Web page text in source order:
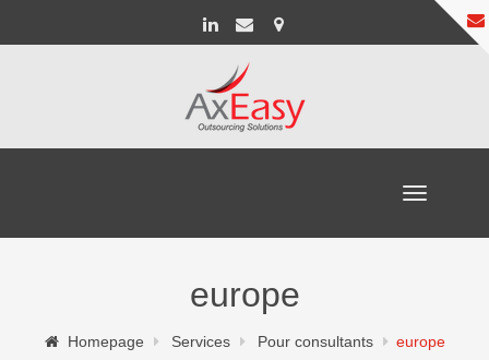
Toggle
europe
Homepage Services Pour consultants europe